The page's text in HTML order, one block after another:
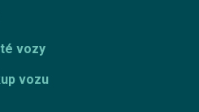
vozy
vozu